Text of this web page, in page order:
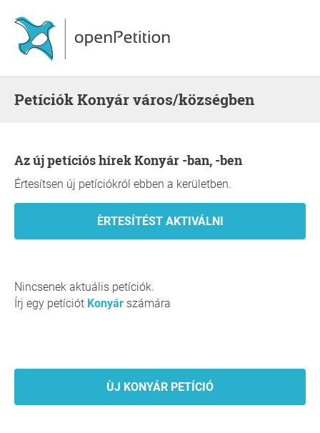
Petíciók Konyár város/községben
Az új petíciós hírek Konyár -ban, -ben
Értesítsen új petíciókról ebben a kerületben.
Nincsenek aktuális petíciók.
Írj egy petíciót Konyár számára
ÙJ KONYÁR PETÍCIÓ